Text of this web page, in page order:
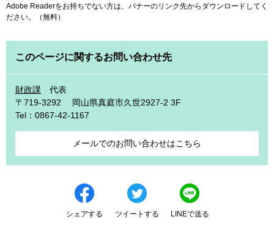
Adobe Readerをお持ちでない方は、バナーのリンク先からダウンロードしてく
ださい。（無料）
このページに関するお問い合わせ先
財政課
代表
〒719-3292
岡山県真庭市久世2927-2 3F
Tel：0867-42-1167
メールでのお問い合わせはこちら
シェアする ツイートする LINEで送る